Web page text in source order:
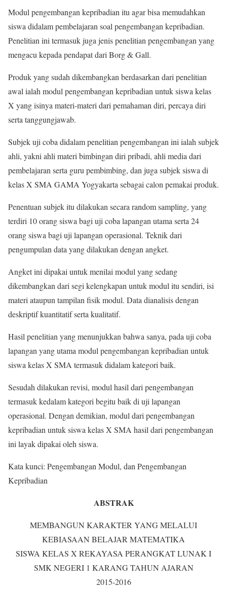
Modul pengembangan kepribadian itu agar bisa memudahkan
siswa didalam pembelajaran soal pengembangan kepribadian.
Penelitian ini termasuk juga jenis penelitian pengembangan yang
mengacu kepada pendapat dari Borg & Gall.
Produk yang sudah dikembangkan berdasarkan dari penelitian
awal ialah modul pengembangan kepribadian untuk siswa kelas
X yang isinya materi-materi dari pemahaman diri, percaya diri
serta tanggungjawab.
Subjek uji coba didalam penelitian pengembangan ini ialah subjek
ahli, yakni ahli materi bimbingan diri pribadi, ahli media dari
pembelajaran serta guru pembimbing, dan juga subjek siswa di
kelas X SMA GAMA Yogyakarta sebagai calon pemakai produk.
Penentuan subjek itu dilakukan secara random sampling, yang
terdiri 10 orang siswa bagi uji coba lapangan utama serta 24
orang siswa bagi uji lapangan operasional. Teknik dari
pengumpulan data yang dilakukan dengan angket.
Angket ini dipakai untuk menilai modul yang sedang
dikembangkan dari segi kelengkapan untuk modul itu sendiri, isi
materi ataupun tampilan fisik modul. Data dianalisis dengan
deskriptif kuantitatif serta kualitatif.
Hasil penelitian yang menunjukkan bahwa sanya, pada uji coba
lapangan yang utama modul pengembangan kepribadian untuk
siswa kelas X SMA termasuk didalam kategori baik.
Sesudah dilakukan revisi, modul hasil dari pengembangan
termasuk kedalam kategori begitu baik di uji lapangan
operasional. Dengan demikian, modul dari pengembangan
kepribadian untuk siswa kelas X SMA hasil dari pengembangan
ini layak dipakai oleh siswa.
Kata kunci: Pengembangan Modul, dan Pengembangan
Kepribadian
ABSTRAK
MEMBANGUN KARAKTER YANG MELALUI
KEBIASAAN BELAJAR MATEMATIKA
SISWA KELAS X REKAYASA PERANGKAT LUNAK I
SMK NEGERI 1 KARANG TAHUN AJARAN
2015-2016